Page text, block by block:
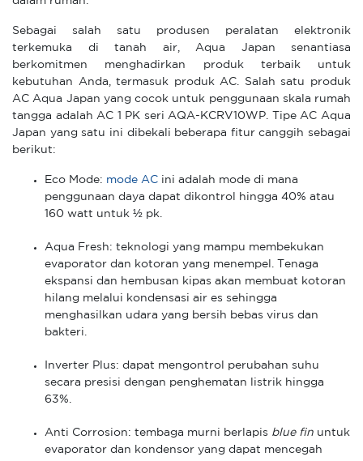
Sebagai salah satu produsen peralatan elektronik
terkemuka di tanah air, Aqua Japan senantiasa
berkomitmen menghadirkan produk terbaik untuk
kebutuhan Anda, termasuk produk AC. Salah satu produk
AC Aqua Japan yang cocok untuk penggunaan skala rumah
tangga adalah AC 1 PK seri AQA-KCRV10WP. Tipe AC Aqua
Japan yang satu ini dibekali beberapa fitur canggih sebagai
berikut:
Eco Mode: mode AC ini adalah mode di mana
penggunaan daya dapat dikontrol hingga 40% atau
160 watt untuk ½ pk.
Aqua Fresh: teknologi yang mampu membekukan
evaporator dan kotoran yang menempel. Tenaga
ekspansi dan hembusan kipas akan membuat kotoran
hilang melalui kondensasi air es sehingga
menghasilkan udara yang bersih bebas virus dan
bakteri.
Inverter Plus: dapat mengontrol perubahan suhu
secara presisi dengan penghematan listrik hingga
63%.
Anti Corrosion: tembaga murni berlapis blue fin untuk
evaporator dan kondensor yang dapat mencegah